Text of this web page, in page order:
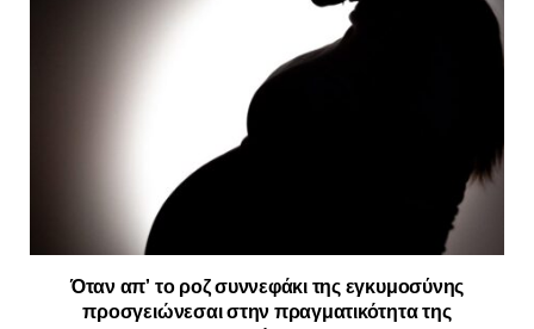
Όταν απ’ το ροζ συννεφάκι της εγκυμοσύνης
προσγειώνεσαι στην πραγματικότητα της